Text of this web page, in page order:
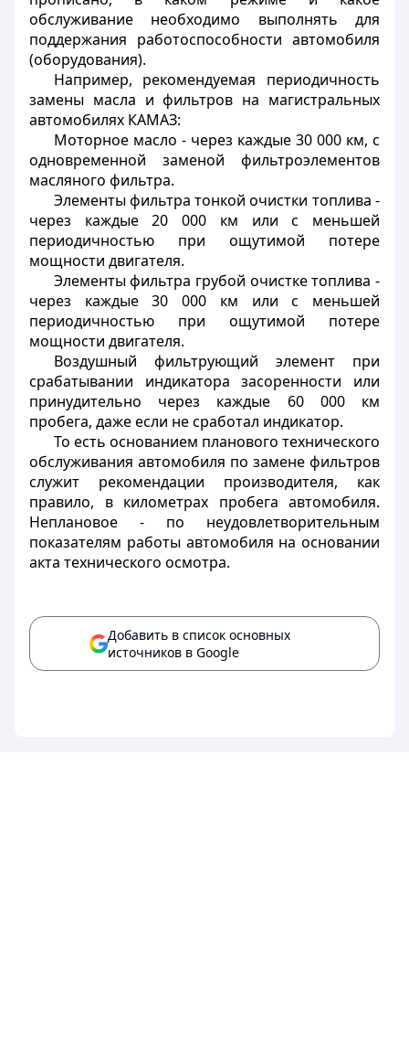
обслуживание необходимо выполнять для
поддержания работоспособности автомобиля
(оборудования).
Например, рекомендуемая периодичность
замены масла и фильтров на магистральных
автомобилях КАМАЗ:
Моторное масло - через каждые 30 000 км, с
одновременной заменой фильтроэлементов
масляного фильтра.
Элементы фильтра тонкой очистки топлива -
через каждые 20 000 км или с меньшей
периодичностью при ощутимой потере
мощности двигателя.
Элементы фильтра грубой очистке топлива -
через каждые 30 000 км или с меньшей
периодичностью при ощутимой потере
мощности двигателя.
Воздушный фильтрующий элемент при
срабатывании индикатора засоренности или
принудительно через каждые 60 000 км
пробега, даже если не сработал индикатор.
То есть основанием планового технического
обслуживания автомобиля по замене фильтров
служит рекомендации производителя, как
правило, в километрах пробега автомобиля.
Неплановое - по неудовлетворительным
показателям работы автомобиля на основании
акта технического осмотра.
Добавить в список основных
источников в Google